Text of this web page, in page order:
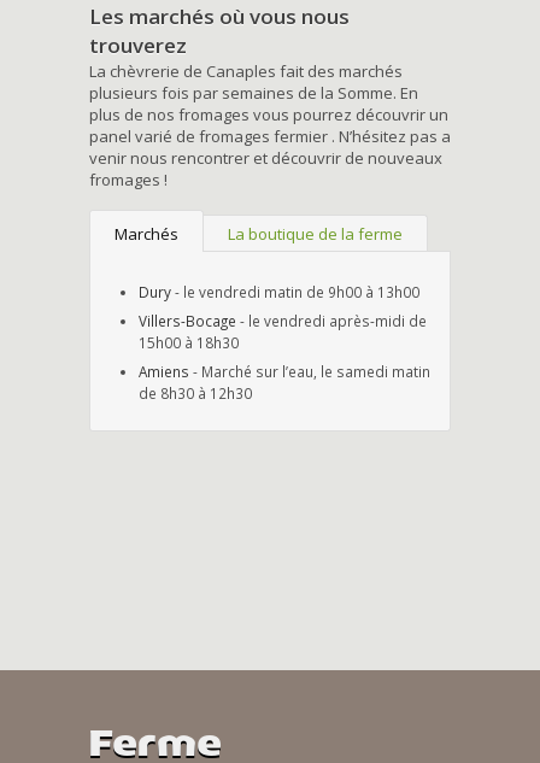
Les marchés où vous nous
trouverez
La chèvrerie de Canaples fait des marchés
plusieurs fois par semaines de la Somme. En
plus de nos fromages vous pourrez découvrir un
panel varié de fromages fermier . N’hésitez pas a
venir nous rencontrer et découvrir de nouveaux
fromages !
Marchés La boutique de la ferme
Dury- le vendredi matin de 9h00 à 13h00
Villers-Bocage - le vendredi après-midi de
15h00 à 18h30
Amiens - Marché sur l’eau, le samedi matin
de 8h30 à 12h30
Ferme